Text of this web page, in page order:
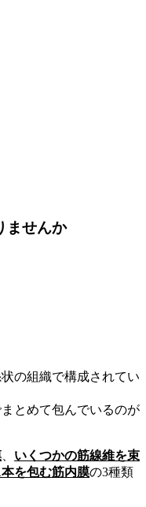
の組織で構成されてい
とめて包んでいるのが
いくつかの筋線維を束
を包む筋内膜の3種類